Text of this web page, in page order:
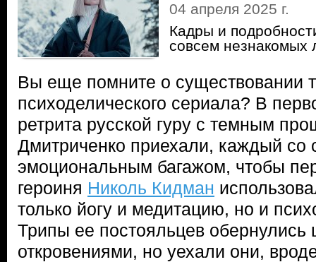
04 апреля 2025 г.
Кадры и
совсем незнакомых
Вы еще помните о существовании
психоделического сериала? В
ретрита русской гуру с темным
Дмитриченко приехали, каждый
эмоциональным багажом, чтобы
героиня Николь Кидман
только йогу и медитацию, но и
Трипы ее постояльцев
откровениями, но уехали они,